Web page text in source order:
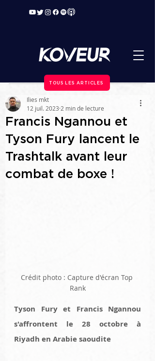
TOUS LES ARTICLES
Francis Ngannou et
Tyson Fury lancent le
Trashtalk avant leur
combat de boxe !
Ilies mkt
12 juil. 2023 2 min de lecture
Crédit photo : Capture d'écran Top
Rank
Tyson Fury et Francis Ngannou
s'affrontent le 28 octobre à
Riyadh en Arabie saoudite